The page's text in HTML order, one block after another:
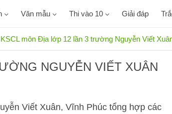
Văn mẫu Thi vào 10 Giải đáp
môn Địa lớp 12 lần 3 trường Nguyễn Viết
NGUYỄN VIẾT XUÂN
Viết Xuân, Vĩnh Phúc tổng hợp các